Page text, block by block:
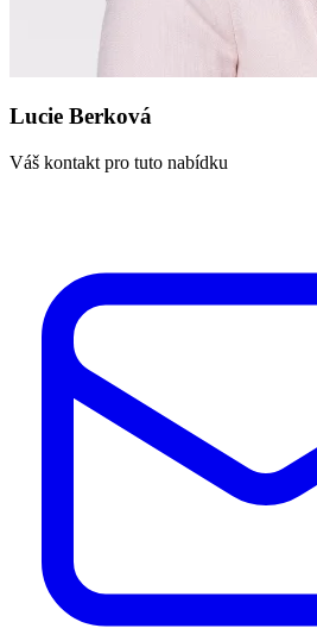
Lucie Berková
Váš kontakt pro tuto nabídku